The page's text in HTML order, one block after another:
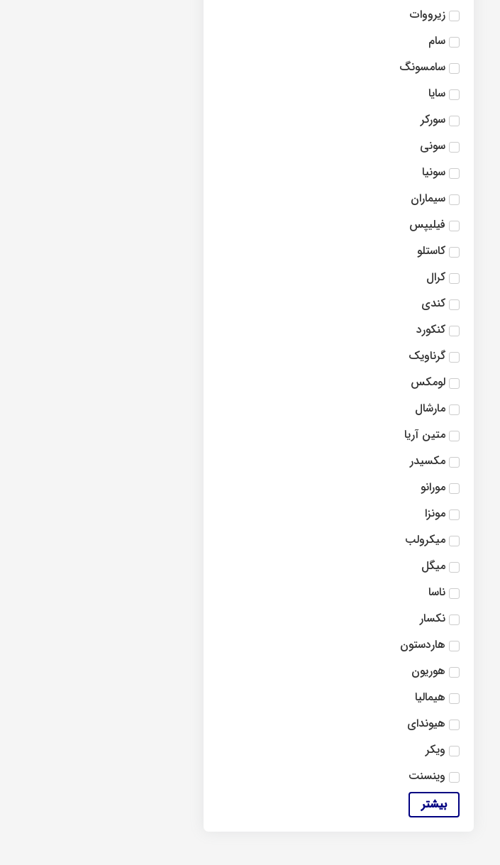
زیرووات
سام
سامسونگ
سایا
سورکر
سونی
سونیا
سیماران
فیلیپس
کاستلو
کرال
کندی
کنکورد
گرناویک
لومکس
مارشال
متین آریا
مکسیدر
مورانو
مونزا
میکرولب
میگل
ناسا
نکسار
هاردستون
هوریون
هیمالیا
هیوندای
ویکر
وینسنت
بیشتر